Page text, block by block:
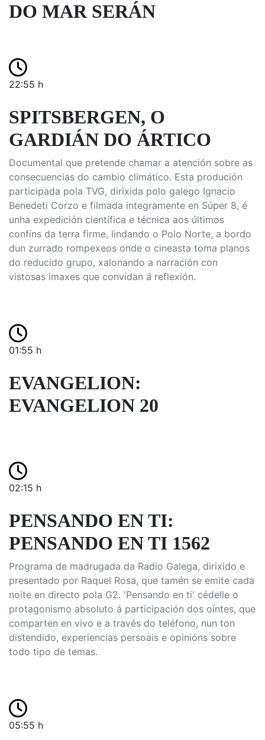
DO MAR SERÁN
22:55 h
SPITSBERGEN, O
GARDIÁN DO ÁRTICO
Documental que pretende chamar a atención sobre as
consecuencias do cambio climático. Esta produción
participada pola TVG, dirixida polo galego Ignacio
Benedeti Corzo e filmada integramente en Súper 8, é
unha expedición científica e técnica aos últimos
confíns da terra firme, lindando o Polo Norte, a bordo
dun zurrado rompexeos onde o cineasta toma planos
do reducido grupo, xalonando a narración con
vistosas imaxes que convidan á reflexión.
01:55 h
EVANGELION:
EVANGELION 20
02:15 h
PENSANDO EN TI:
PENSANDO EN TI 1562
Programa de madrugada da Radio Galega, dirixido e
presentado por Raquel Rosa, que tamén se emite cada
noite en directo pola G2. 'Pensando en ti' cédelle o
protagonismo absoluto á participación dos oíntes, que
comparten en vivo e a través do teléfono, nun ton
distendido, experiencias persoais e opinións sobre
todo tipo de temas.
05:55 h